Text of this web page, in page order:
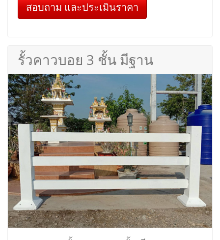
สอบถาม และประเมินราคา
รั้วคาวบอย 3 ชั้น มีฐาน